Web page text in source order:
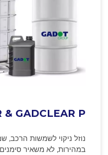
& GADCLEAR P
נוזל ניקוי לשמשות הרכב,
במהירות, לא משאיר